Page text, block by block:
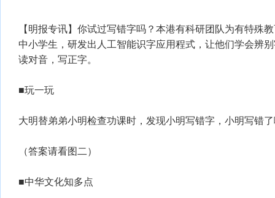
【明报专讯】你试过写错字吗？本港有科研团队为有特殊
中小学生，研发出人工智能识字应用程式，让他们学会辨
读对音，写正字。
■玩一玩
大明替弟弟小明检查功课时，发现小明写错字，小明写错
（答案请看图二）
■中华文化知多点